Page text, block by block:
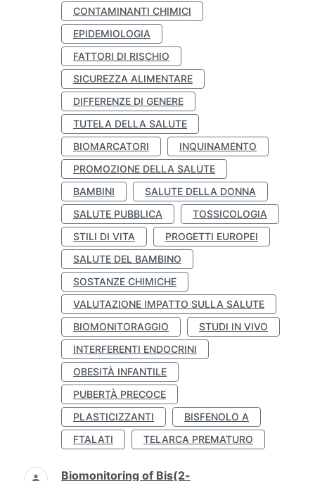
CONTAMINANTI CHIMICI
EPIDEMIOLOGIA
FATTORI DI RISCHIO
SICUREZZA ALIMENTARE
DIFFERENZE DI GENERE
TUTELA DELLA SALUTE
BIOMARCATORI
INQUINAMENTO
PROMOZIONE DELLA SALUTE
BAMBINI
SALUTE DELLA DONNA
SALUTE PUBBLICA
TOSSICOLOGIA
STILI DI VITA
PROGETTI EUROPEI
SALUTE DEL BAMBINO
SOSTANZE CHIMICHE
VALUTAZIONE IMPATTO SULLA SALUTE
BIOMONITORAGGIO
STUDI IN VIVO
INTERFERENTI ENDOCRINI
OBESITÀ INFANTILE
PUBERTÀ PRECOCE
PLASTICIZZANTI
BISFENOLO A
FTALATI
TELARCA PREMATURO
Biomonitoring of Bis(2-